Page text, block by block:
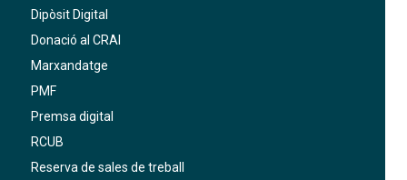
Dipòsit Digital
Donació al CRAI
Marxandatge
PMF
Premsa digital
RCUB
Reserva de sales de treball